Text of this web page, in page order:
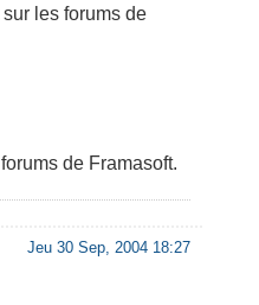
les forums de
de Framasoft.
Jeu 30 Sep, 2004 18:27